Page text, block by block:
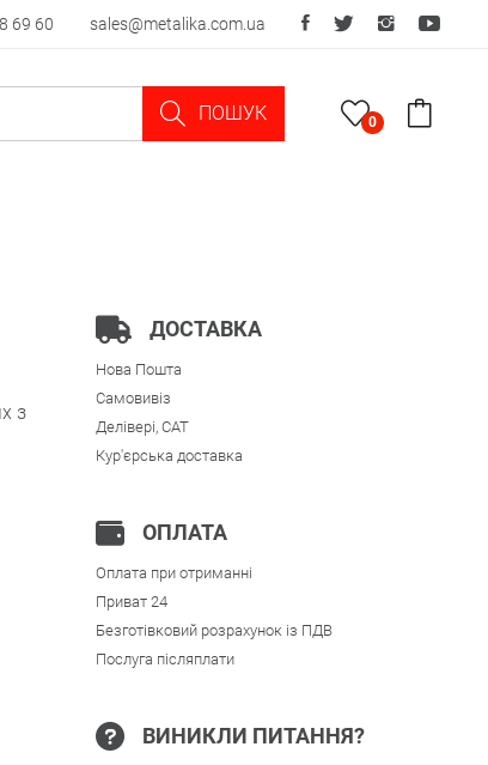
69 60 sales@metalika.com.ua
ПОШУК 0
з
ДОСТАВКА
Нова Пошта
Самовивіз
Делівері, CAT
Кур'єрська доставка
ОПЛАТА
Оплата при отриманні
Приват 24
Безготівковий розрахунок із ПДВ
Послуга післяплати
ВИНИКЛИ ПИТАННЯ?